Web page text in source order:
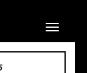
Navigation